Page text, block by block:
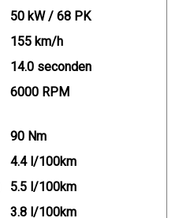
50 kW / 68 PK
155 km/h
14.0 seconden
6000 RPM
90 Nm
4.4 l/100km
5.5 l/100km
3.8 l/100km